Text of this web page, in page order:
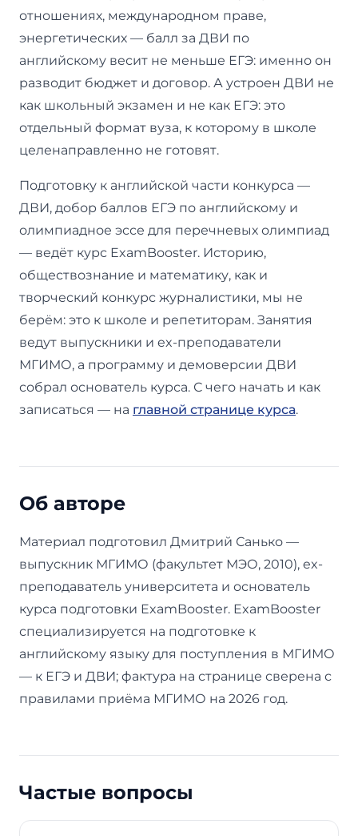
отношениях, международном праве,
энергетических — балл за ДВИ по
английскому весит не меньше ЕГЭ: именно он
разводит бюджет и договор. А устроен ДВИ не
как школьный экзамен и не как ЕГЭ: это
отдельный формат вуза, к которому в школе
целенаправленно не готовят.
Подготовку к английской части конкурса —
ДВИ, добор баллов ЕГЭ по английскому и
олимпиадное эссе для перечневых олимпиад
— ведёт курс ExamBooster. Историю,
обществознание и математику, как и
творческий конкурс журналистики, мы не
берём: это к школе и репетиторам. Занятия
ведут выпускники и ex-преподаватели
МГИМО, а программу и демоверсии ДВИ
собрал основатель курса. С чего начать и как
записаться — на главной странице курса.
Об авторе
Материал подготовил Дмитрий Санько —
выпускник МГИМО (факультет МЭО, 2010), ex-
преподаватель университета и основатель
курса подготовки ExamBooster. ExamBooster
специализируется на подготовке к
английскому языку для поступления в МГИМО
— к ЕГЭ и ДВИ; фактура на странице сверена с
правилами приёма МГИМО на 2026 год.
Частые вопросы